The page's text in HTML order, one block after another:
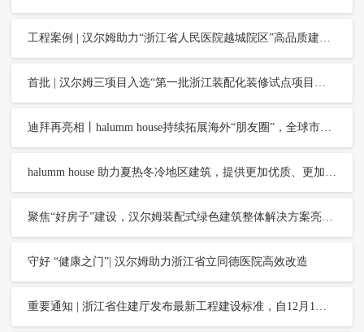
工程案例 | 汉尔姆助力“浙江省人民医院越城院区”高品质建设，健康服务杭绍零距离
首批 | 汉尔姆三项目入选“第一批浙江装配化装修试点项目名单”
迪拜再亮相丨halumm house持续拓展海外“朋友圈”，全球市场发展再加速
halumm house 助力夏热冬冷地区建筑，提供更加优质、更加低碳的整体解决方案
聚焦“好房子”建设，汉尔姆装配式绿色建筑整体解决方案亮相全国住房城乡建设行业职业技能大赛
守好 “健康之门”| 汉尔姆助力浙江省立同德医院高效改造
重要通知 | 浙江省住建厅发布最新工程建设标准，自12月1日起施行